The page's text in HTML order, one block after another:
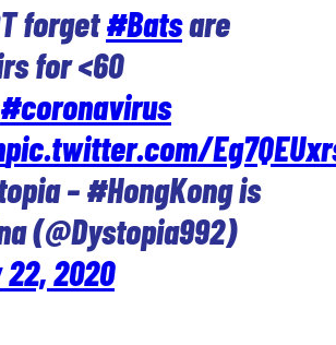
forget#Batsare
for <60
#coronavirus
pic.twitter.com/
– #HongKong is
(@Dystopia992)
2020